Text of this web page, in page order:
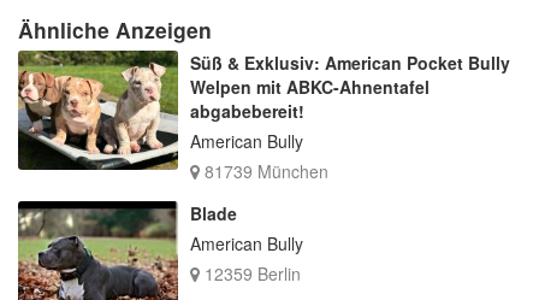
Ähnliche Anzeigen
Süß & Exklusiv: American Pocket Bully
Welpen mit ABKC-Ahnentafel
abgabebereit!
American Bully
81739 München
Blade
American Bully
12359 Berlin